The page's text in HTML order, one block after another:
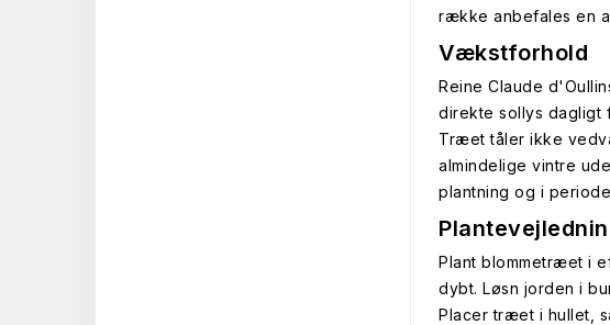
række anbefales en
Vækstforhold
Reine Claude
direkte sollys
Træet tåler ikke
almindelige vintre
plantning og i
Plant blommetræet i
dybt. Løsn jorden i
Placer træet i hullet,